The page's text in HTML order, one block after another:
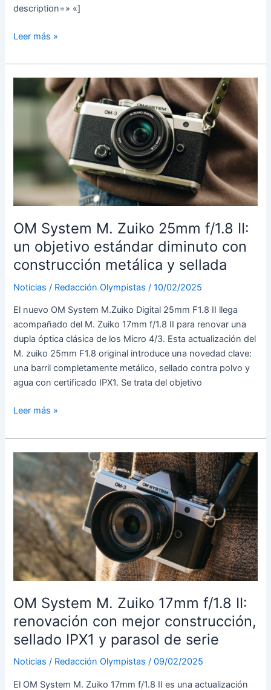
description=» «]
Disponible
manual
de
la
OM
3
Leer más »
OM System M. Zuiko 25mm f/1.8 II:
un objetivo estándar diminuto con
construcción metálica y sellada
Noticias / Redacción Olympistas/10/02/2025
El nuevo OM System M.Zuiko Digital 25mm F1.8 II llega
acompañado del M. Zuiko 17mm f/1.8 II para renovar una
dupla óptica clásica de los Micro 4/3. Esta actualización del
M. zuiko 25mm F1.8 original introduce una novedad clave:
una barril completamente metálico, sellado contra polvo y
agua con certificado IPX1. Se trata del objetivo
OM
M.
Zuiko
f/1.8
II:
un
objetivo
estándar
diminuto
con
construcción
metálica
sellada
Leer más »
OM System M. Zuiko 17mm f/1.8 II:
renovación con mejor construcción,
sellado IPX1 y parasol de serie
Noticias / Redacción Olympistas/09/02/2025
El OM System M. Zuiko 17mm f/1.8 II es una actualización